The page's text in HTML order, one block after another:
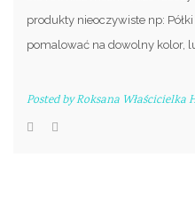
produkty nieoczywiste np:
pomalować na dowolny kolor,
Posted byRoksana Właścicielka